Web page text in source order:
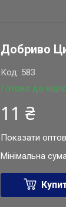
Добриво
Готово до
Код: 583
11 ₴
Показати
Мінімальна